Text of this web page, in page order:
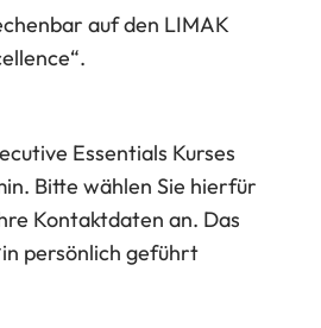
auf den LIMAK
Essentials Kurses
Bitte wählen Sie hierfür
Kontaktdaten an. Das
persönlich geführt